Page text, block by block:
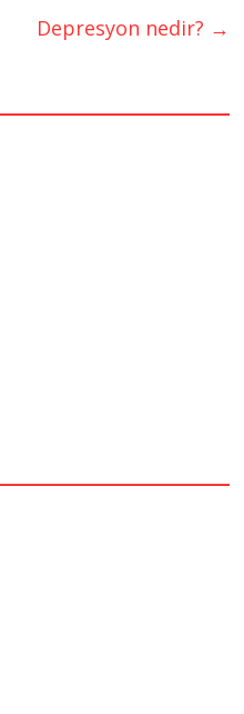
Depresyon nedir? →